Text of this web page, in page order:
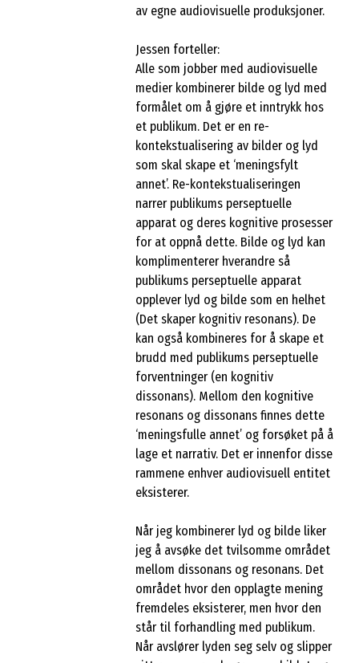
av egne audiovisuelle produksjoner.
Jessen forteller:
Alle som jobber med audiovisuelle
medier kombinerer bilde og lyd med
formålet om å gjøre et inntrykk hos
et publikum. Det er en re-
kontekstualisering av bilder og lyd
som skal skape et ‘meningsfylt
annet’. Re-kontekstualiseringen
narrer publikums perseptuelle
apparat og deres kognitive prosesser
for at oppnå dette. Bilde og lyd kan
komplimenterer hverandre så
publikums perseptuelle apparat
opplever lyd og bilde som en helhet
(Det skaper kognitiv resonans). De
kan også kombineres for å skape et
brudd med publikums perseptuelle
forventninger (en kognitiv
dissonans). Mellom den kognitive
resonans og dissonans finnes dette
‘meningsfulle annet’ og forsøket på å
lage et narrativ. Det er innenfor disse
rammene enhver audiovisuell entitet
eksisterer.
Når jeg kombinerer lyd og bilde liker
jeg å avsøke det tvilsomme området
mellom dissonans og resonans. Det
området hvor den opplagte mening
fremdeles eksisterer, men hvor den
står til forhandling med publikum.
Når avslører lyden seg selv og slipper